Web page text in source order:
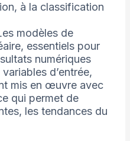
à la classification
modèles de
essentiels pour
numériques
d’entrée,
mis en œuvre avec
qui permet de
les tendances du